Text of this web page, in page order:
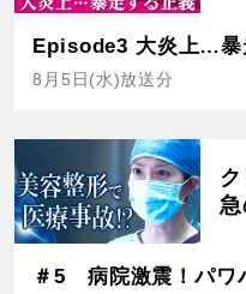
Episode3 大炎上…暴
8月5日(水)放送分
急
＃5 病院激震！パワ